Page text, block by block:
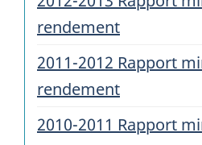
rendement
2011-2012 Rapport
rendement
2010-2011 Rapport